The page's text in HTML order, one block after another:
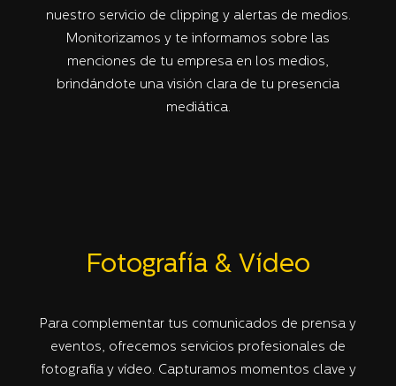
nuestro servicio de clipping y alertas de medios.
Monitorizamos y te informamos sobre las
menciones de tu empresa en los medios,
brindándote una visión clara de tu presencia
mediática.
Fotografía & Vídeo
Para complementar tus comunicados de prensa y
eventos, ofrecemos servicios profesionales de
fotografía y vídeo. Capturamos momentos clave y